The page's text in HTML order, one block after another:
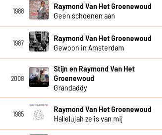
1988
Raymond Van Het Groenewoud
Geen schoenen aan
1987
Raymond Van Het Groenewoud
Gewoon in Amsterdam
2008
Stijn en Raymond Van Het
Groenewoud
Grandaddy
1985
Raymond Van Het Groenewoud
Hallelujah ze is van mij